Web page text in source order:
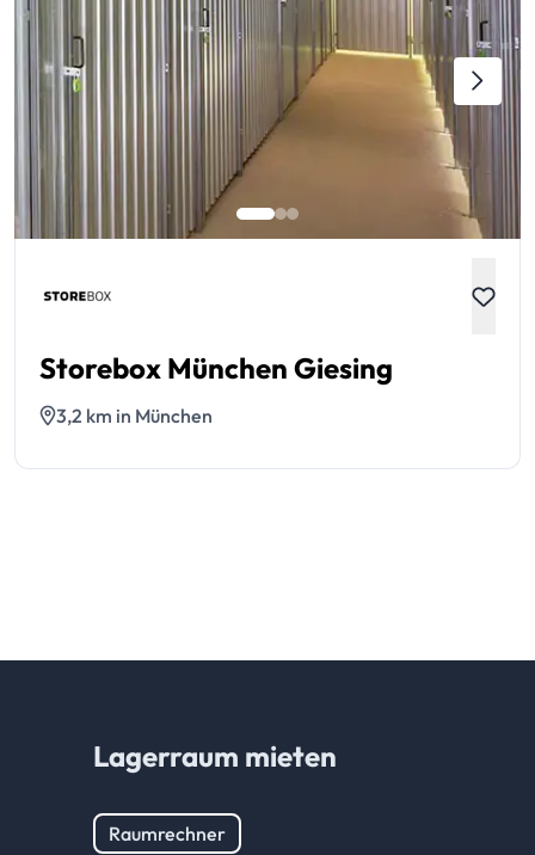
Storebox München Giesing
3,2 km in München
Lagerraum mieten
Raumrechner